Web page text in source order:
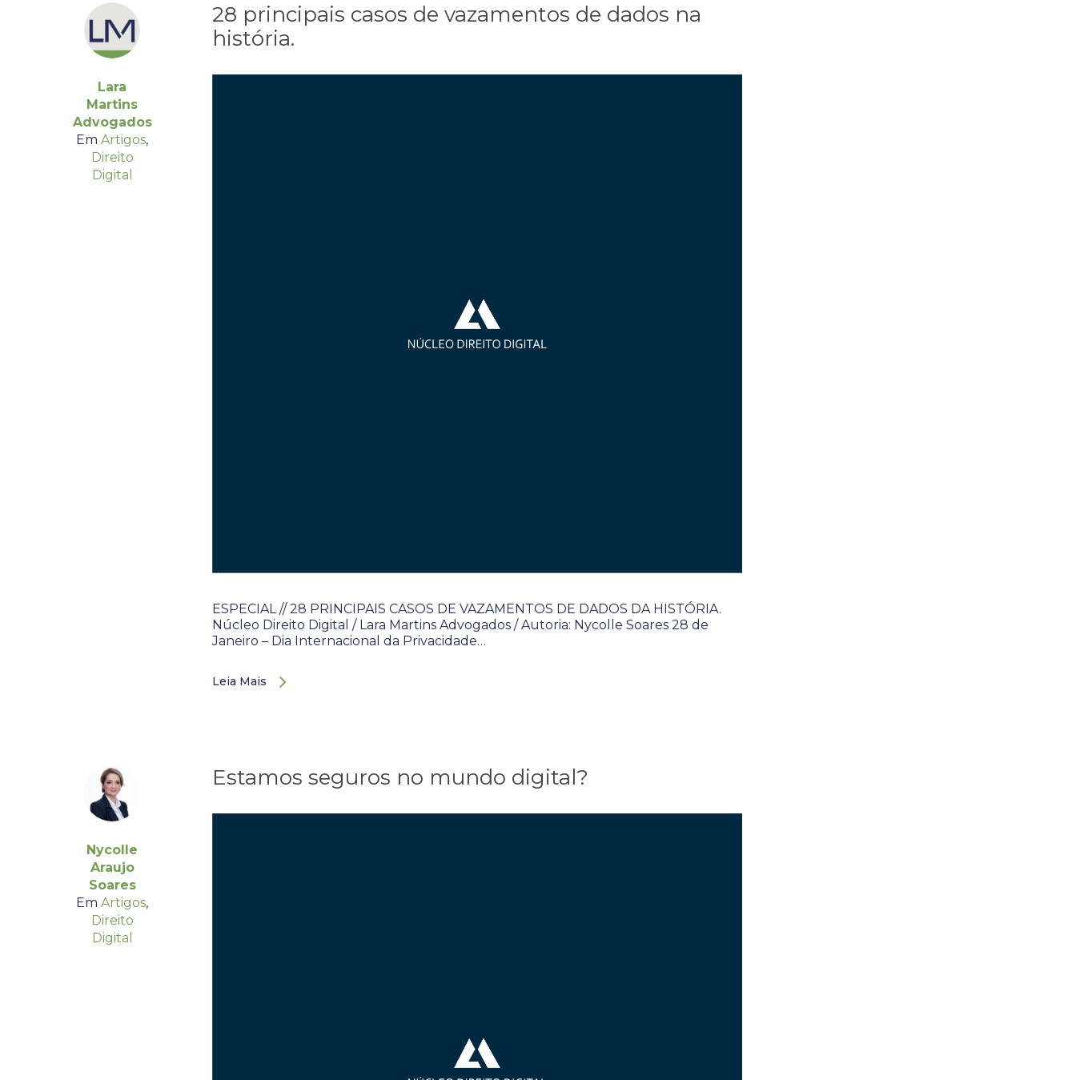
Lara
Martins
Advogados
Em Artigos,
Direito
Digital
28 principais casos de vazamentos de dados na
história.
ESPECIAL // 28 PRINCIPAIS CASOS DE VAZAMENTOS DE DADOS DA HISTÓRIA.
Núcleo Direito Digital / Lara Martins Advogados / Autoria: Nycolle Soares 28 de
Janeiro – Dia Internacional da Privacidade…
Leia Mais
Nycolle
Araujo
Soares
Em Artigos,
Direito
Digital
Estamos seguros no mundo digital?